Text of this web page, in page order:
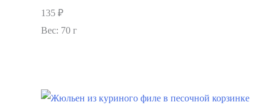
135 ₽
Вес: 70 г